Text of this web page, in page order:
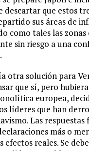
descartar que estos
sus áreas de
como tales las
sin riesgo a una
otra solución para
que sí, pero
europea,
líderes que han
Las respuestas
más o
efectos reales. Se